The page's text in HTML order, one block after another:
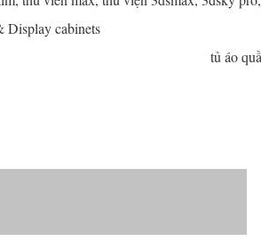
Display cabinets
tủ áo